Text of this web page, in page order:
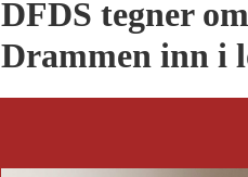
DFDS tegner
Drammen inn i